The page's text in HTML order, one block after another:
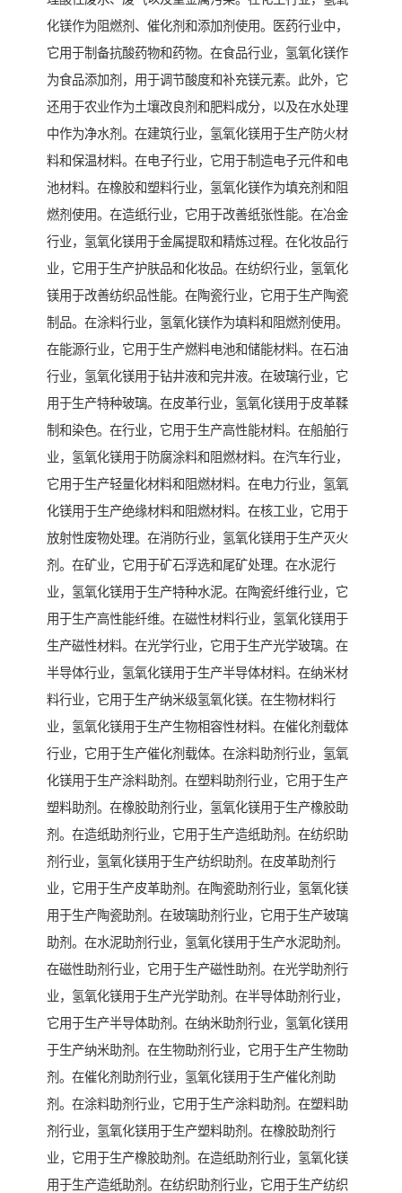
化镁作为阻燃剂、催化剂和添加剂使用。医药行业中，
它用于制备抗酸药物和药物。在食品行业，氢氧化镁作
为食品添加剂，用于调节酸度和补充镁元素。此外，它
还用于农业作为土壤改良剂和肥料成分，以及在水处理
中作为净水剂。在建筑行业，氢氧化镁用于生产防火材
料和保温材料。在电子行业，它用于制造电子元件和电
池材料。在橡胶和塑料行业，氢氧化镁作为填充剂和阻
燃剂使用。在造纸行业，它用于改善纸张性能。在冶金
行业，氢氧化镁用于金属提取和精炼过程。在化妆品行
业，它用于生产护肤品和化妆品。在纺织行业，氢氧化
镁用于改善纺织品性能。在陶瓷行业，它用于生产陶瓷
制品。在涂料行业，氢氧化镁作为填料和阻燃剂使用。
在能源行业，它用于生产燃料电池和储能材料。在石油
行业，氢氧化镁用于钻井液和完井液。在玻璃行业，它
用于生产特种玻璃。在皮革行业，氢氧化镁用于皮革鞣
制和染色。在行业，它用于生产高性能材料。在船舶行
业，氢氧化镁用于防腐涂料和阻燃材料。在汽车行业，
它用于生产轻量化材料和阻燃材料。在电力行业，氢氧
化镁用于生产绝缘材料和阻燃材料。在核工业，它用于
放射性废物处理。在消防行业，氢氧化镁用于生产灭火
剂。在矿业，它用于矿石浮选和尾矿处理。在水泥行
业，氢氧化镁用于生产特种水泥。在陶瓷纤维行业，它
用于生产高性能纤维。在磁性材料行业，氢氧化镁用于
生产磁性材料。在光学行业，它用于生产光学玻璃。在
半导体行业，氢氧化镁用于生产半导体材料。在纳米材
料行业，它用于生产纳米级氢氧化镁。在生物材料行
业，氢氧化镁用于生产生物相容性材料。在催化剂载体
行业，它用于生产催化剂载体。在涂料助剂行业，氢氧
化镁用于生产涂料助剂。在塑料助剂行业，它用于生产
塑料助剂。在橡胶助剂行业，氢氧化镁用于生产橡胶助
剂。在造纸助剂行业，它用于生产造纸助剂。在纺织助
剂行业，氢氧化镁用于生产纺织助剂。在皮革助剂行
业，它用于生产皮革助剂。在陶瓷助剂行业，氢氧化镁
用于生产陶瓷助剂。在玻璃助剂行业，它用于生产玻璃
助剂。在水泥助剂行业，氢氧化镁用于生产水泥助剂。
在磁性助剂行业，它用于生产磁性助剂。在光学助剂行
业，氢氧化镁用于生产光学助剂。在半导体助剂行业，
它用于生产半导体助剂。在纳米助剂行业，氢氧化镁用
于生产纳米助剂。在生物助剂行业，它用于生产生物助
剂。在催化剂助剂行业，氢氧化镁用于生产催化剂助
剂。在涂料助剂行业，它用于生产涂料助剂。在塑料助
剂行业，氢氧化镁用于生产塑料助剂。在橡胶助剂行
业，它用于生产橡胶助剂。在造纸助剂行业，氢氧化镁
用于生产造纸助剂。在纺织助剂行业，它用于生产纺织